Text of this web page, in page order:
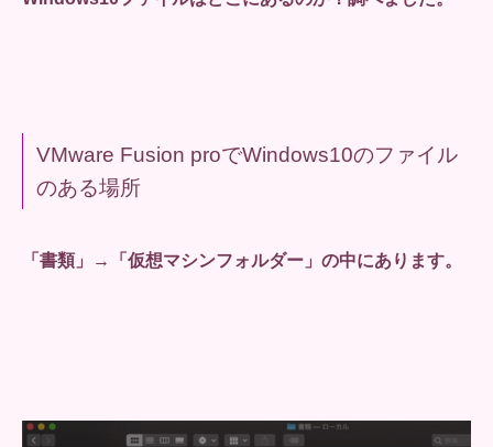
VMware Fusion proでWindows10のファイル
のある場所
「書類」→「仮想マシンフォルダー」の中にあります。